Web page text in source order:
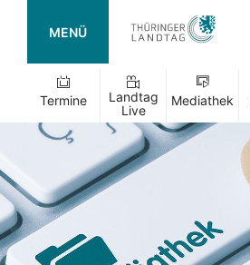
MENÜ
Termine
Landtag
Live
Mediathek